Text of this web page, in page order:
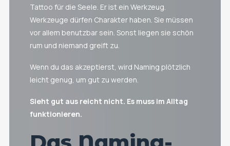
Tattoo für die Seele. Er ist ein Werkzeug.
Werkzeuge dürfen Charakter haben. Sie müssen
vor allem benutzbar sein. Sonst liegen sie schön
rum und niemand greift zu.
Wenn du das akzeptierst, wird Naming plötzlich
leicht genug, um gut zu werden.
Sieht gut aus reicht nicht. Es muss im Alltag
funktionieren.